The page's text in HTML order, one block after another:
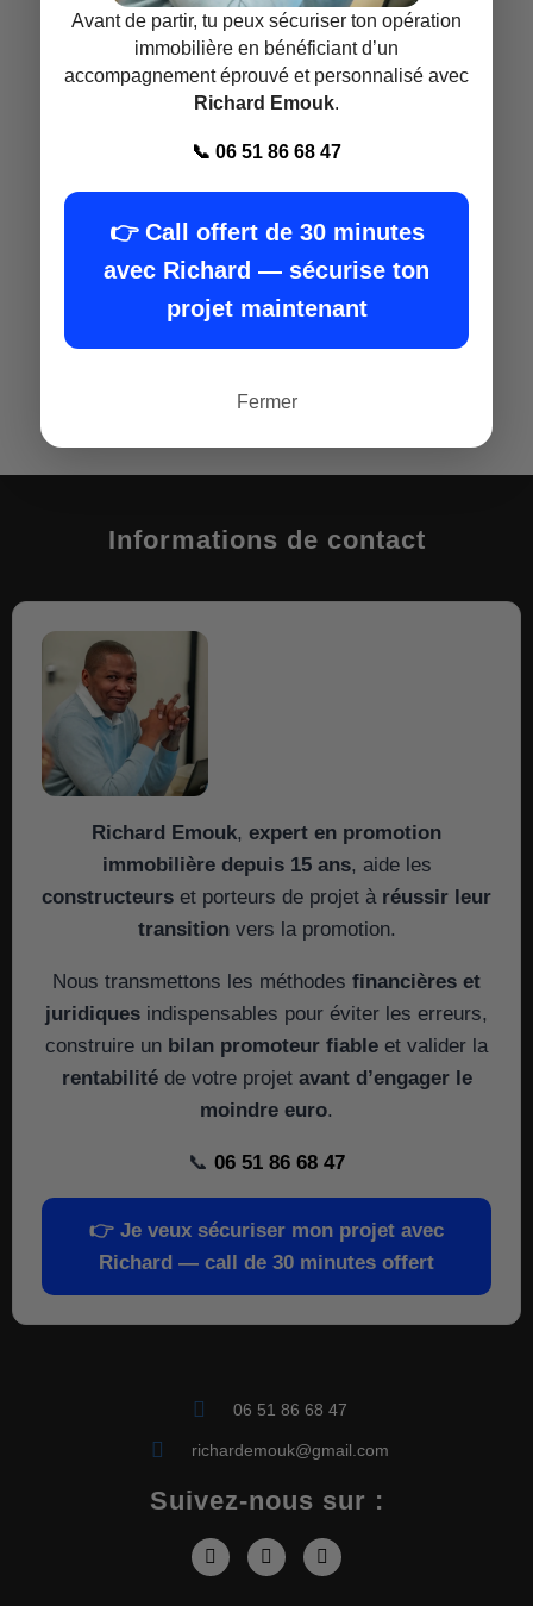
Informations de contact
Richard Emouk, expert en promotion
immobilière depuis 15 ans, aide les
constructeurs et porteurs de projet à réussir leur
transitionvers la promotion.
Nous transmettons les méthodes financières et
juridiques indispensables pour éviter les erreurs,
construire un bilan promoteur fiable et valider la
rentabilitéde votre projet avant d’engager le
moindre euro.
📞 06 51 86 68 47
👉 Je veux sécuriser mon projet avec
Richard — call de 30 minutes offert
06 51 86 68 47
richardemouk@gmail.com
Suivez-nous sur :
Avant de partir, tu peux sécuriser ton opération
immobilière en bénéficiant d’un
accompagnement éprouvé et personnalisé avec
Richard Emouk.
📞 06 51 86 68 47
👉 Call offert de 30 minutes
avec Richard — sécurise ton
projet maintenant
Fermer